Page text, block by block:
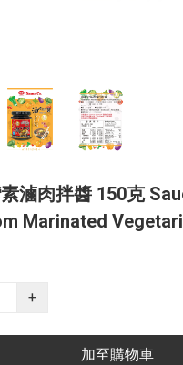
滷肉拌醬 150克
Marinated
+
加至購物車